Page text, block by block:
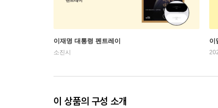
이재명 대통령 펜트레이
소진시
이
이 상품의 구성 소개